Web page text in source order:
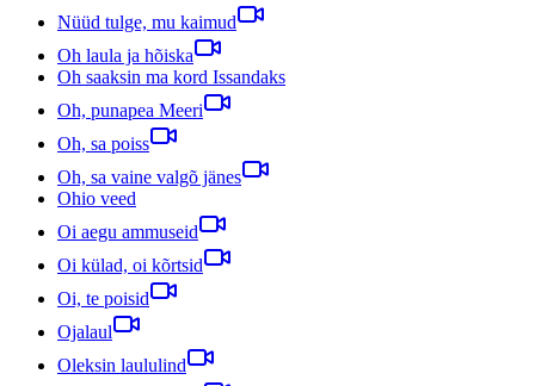
Nüüd tulge, mu kaimud
Oh laula ja hõiska
Oh saaksin ma kord Issandaks
Oh, punapea Meeri
Oh, sa poiss
Oh, sa vaine valgõ jänes
Ohio veed
Oi aegu ammuseid
Oi külad, oi kõrtsid
Oi, te poisid
Ojalaul
Oleksin laululind